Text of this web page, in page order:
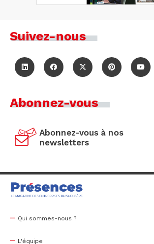
Suivez-nous
Abonnez-vous
Abonnez-vous à nos
newsletters
Qui sommes-nous ?
L'équipe